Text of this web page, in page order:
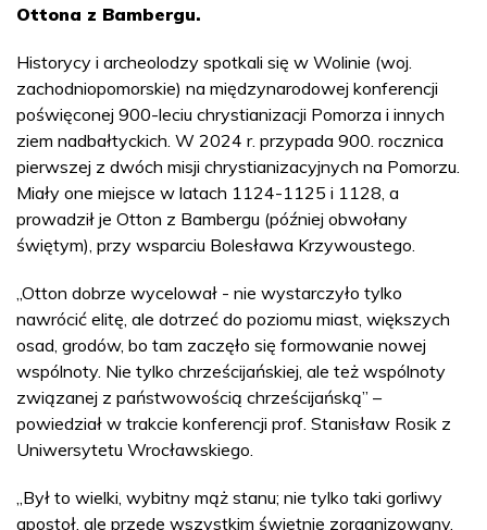
Ottona z Bambergu.
Historycy i archeolodzy spotkali się w Wolinie (woj.
zachodniopomorskie) na międzynarodowej konferencji
poświęconej 900-leciu chrystianizacji Pomorza i innych
ziem nadbałtyckich. W 2024 r. przypada 900. rocznica
pierwszej z dwóch misji chrystianizacyjnych na Pomorzu.
Miały one miejsce w latach 1124-1125 i 1128, a
prowadził je Otton z Bambergu (później obwołany
świętym), przy wsparciu Bolesława Krzywoustego.
„Otton dobrze wycelował - nie wystarczyło tylko
nawrócić elitę, ale dotrzeć do poziomu miast, większych
osad, grodów, bo tam zaczęło się formowanie nowej
wspólnoty. Nie tylko chrześcijańskiej, ale też wspólnoty
związanej z państwowością chrześcijańską” –
powiedział w trakcie konferencji prof. Stanisław Rosik z
Uniwersytetu Wrocławskiego.
„Był to wielki, wybitny mąż stanu; nie tylko taki gorliwy
apostoł, ale przede wszystkim świetnie zorganizowany,